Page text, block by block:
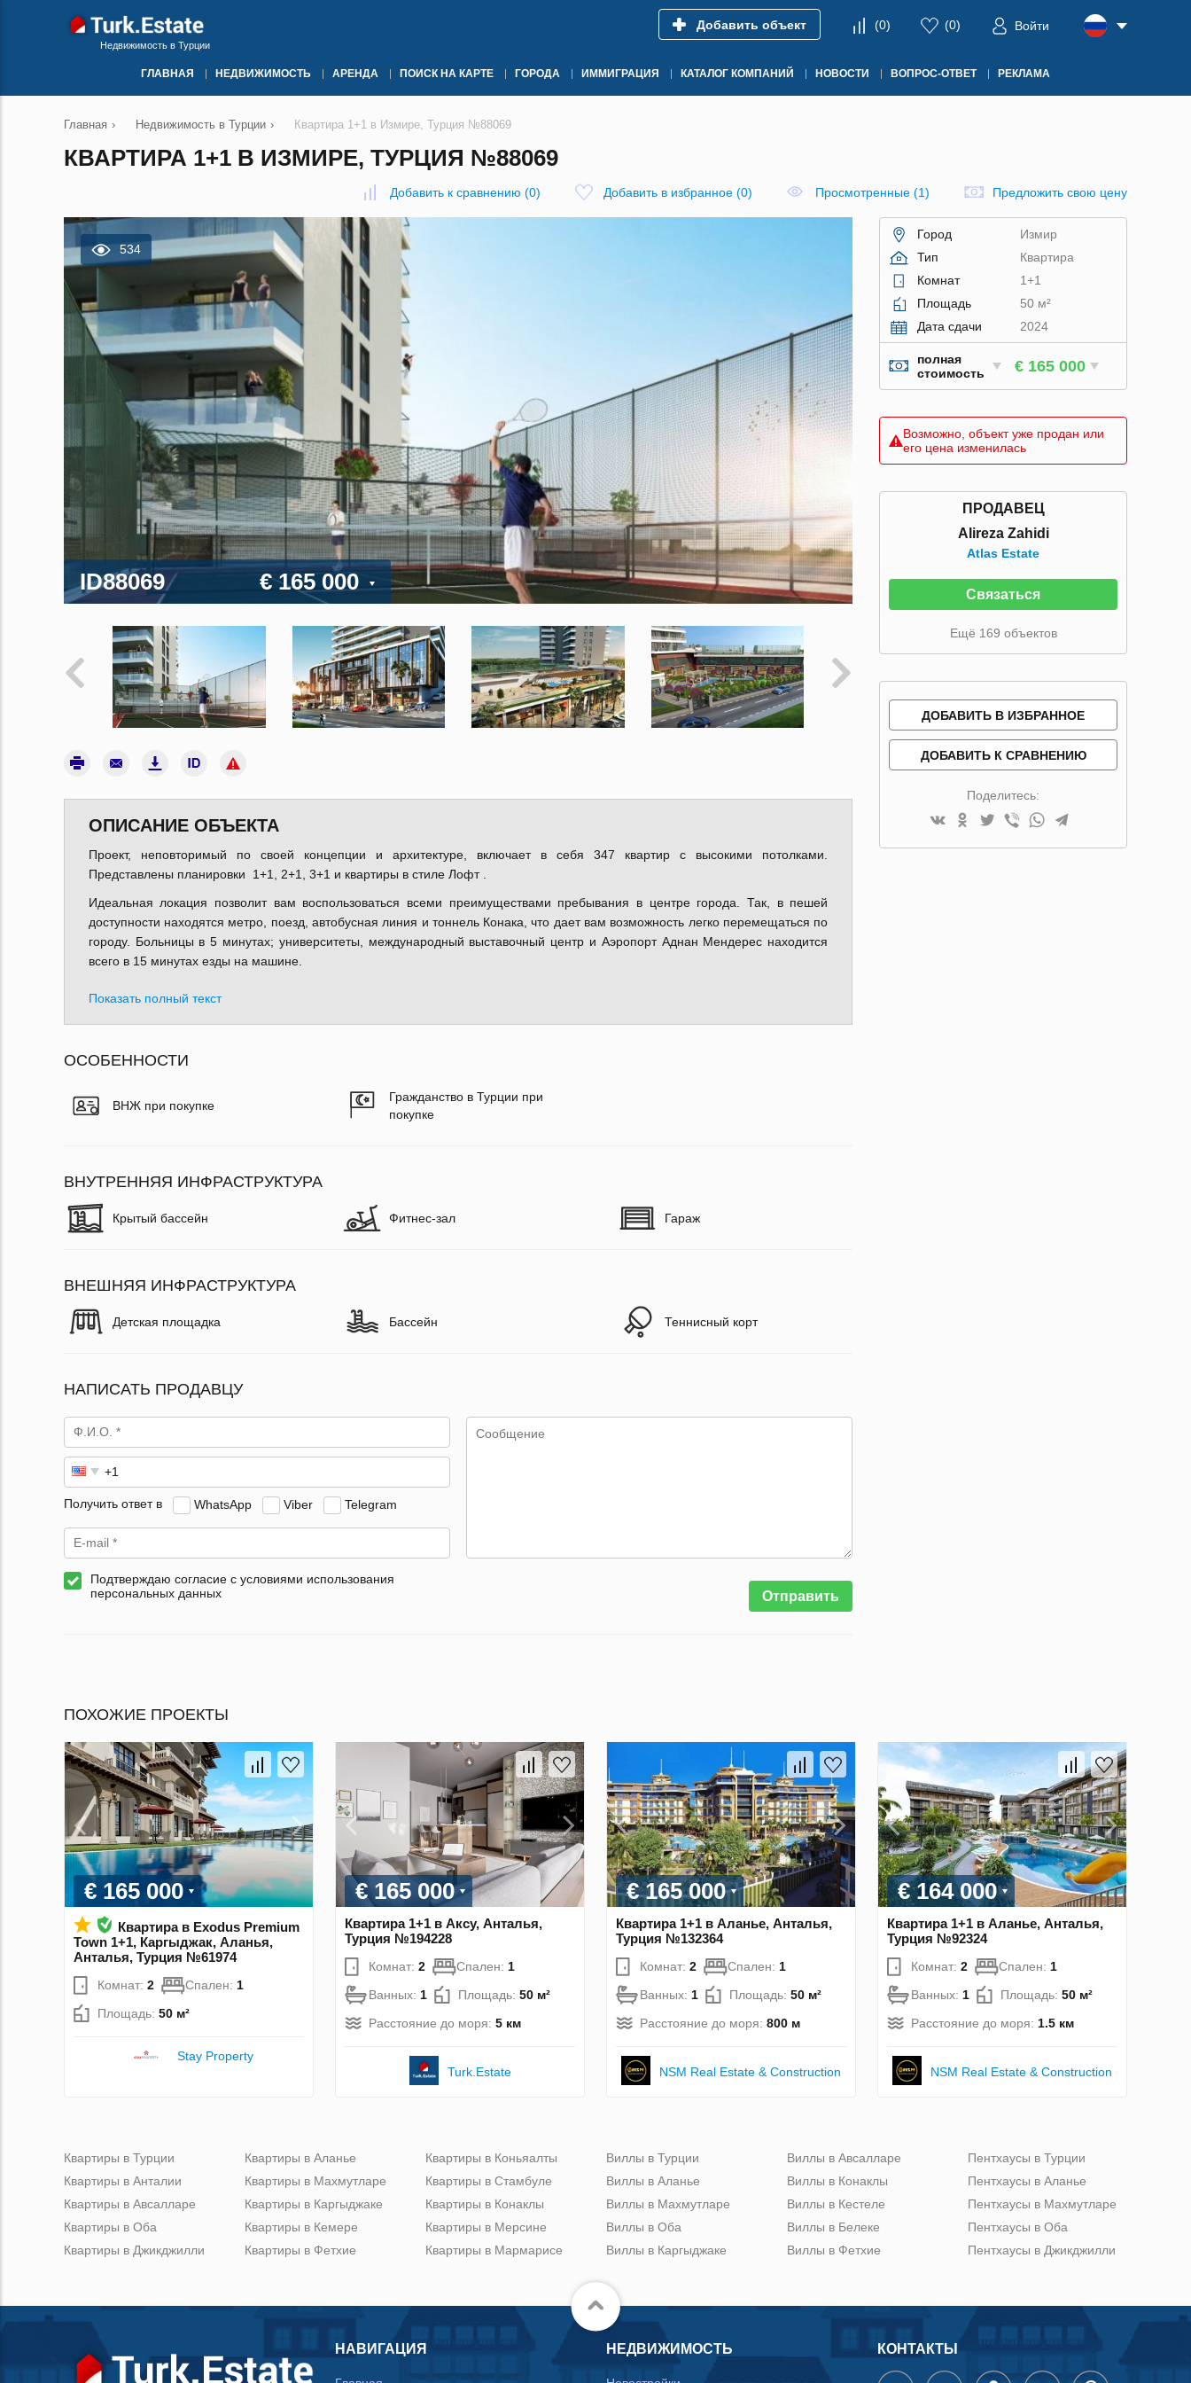
Недвижимость в Турции
Добавить объект (0) (0) Войти
ГЛАВНАЯ НЕДВИЖИМОСТЬ АРЕНДА ПОИСК НА КАРТЕ ГОРОДА ИММИГРАЦИЯ КАТАЛОГ КОМПАНИЙ НОВОСТИ ВОПРОС-ОТВЕТ РЕКЛАМА
Главная › Недвижимость в Турции › Квартира 1+1 в Измире, Турция №88069
КВАРТИРА 1+1 В ИЗМИРЕ, ТУРЦИЯ №88069
Добавить к сравнению (0) Добавить в избранное (0) Просмотренные (1) Предложить свою цену
534
ID88069 € 165 000
ОПИСАНИЕ ОБЪЕКТА
Проект, неповторимый по своей концепции и архитектуре, включает в себя 347 квартир с высокими потолками.
Представлены планировки 1+1, 2+1, 3+1 и квартиры в стиле Лофт .
Идеальная локация позволит вам воспользоваться всеми преимуществами пребывания в центре города. Так, в пешей
доступности находятся метро, поезд, автобусная линия и тоннель Конака, что дает вам возможность легко перемещаться по
городу. Больницы в 5 минутах; университеты, международный выставочный центр и Аэропорт Аднан Мендерес находится
всего в 15 минутах езды на машине.
Показать полный текст
ОСОБЕННОСТИ
ВНЖ при покупке
Гражданство в Турции при
покупке
ВНУТРЕННЯЯ ИНФРАСТРУКТУРА
Крытый бассейн Фитнес-зал Гараж
ВНЕШНЯЯ ИНФРАСТРУКТУРА
Детская площадка Бассейн Теннисный корт
НАПИСАТЬ ПРОДАВЦУ
Получить ответ в WhatsApp Viber Telegram
Подтверждаю согласие с условиями использования
персональных данных
Отправить
Город
Измир
Тип
Квартира
Комнат
1+1
Площадь
50 м²
Дата сдачи
2024
полная
стоимость
€ 165 000
Возможно, объект уже продан или
его цена изменилась
ПРОДАВЕЦ
Alireza Zahidi
Atlas Estate
Связаться
Ещё 169 объектов
ДОБАВИТЬ В ИЗБРАННОЕ
ДОБАВИТЬ К СРАВНЕНИЮ
Поделитесь:
ПОХОЖИЕ ПРОЕКТЫ
€ 165 000
Квартира в Exodus Premium
Town 1+1, Каргыджак, Аланья,
Анталья, Турция №61974
Комнат: 2 Спален: 1
Площадь: 50 м²
Stay Property
€ 165 000
Квартира 1+1 в Аксу, Анталья,
Турция №194228
Комнат: 2 Спален: 1
Ванных: 1 Площадь: 50 м²
Расстояние до моря: 5 км
Turk.Estate
€ 165 000
Квартира 1+1 в Аланье, Анталья,
Турция №132364
Комнат: 2 Спален: 1
Ванных: 1 Площадь: 50 м²
Расстояние до моря: 800 м
NSM Real Estate & Construction
€ 164 000
Квартира 1+1 в Аланье, Анталья,
Турция №92324
Комнат: 2 Спален: 1
Ванных: 1 Площадь: 50 м²
Расстояние до моря: 1.5 км
NSM Real Estate & Construction
Квартиры в Турции
Квартиры в Анталии
Квартиры в Авсалларе
Квартиры в Оба
Квартиры в Джикджилли
Квартиры в Аланье
Квартиры в Махмутларе
Квартиры в Каргыджаке
Квартиры в Кемере
Квартиры в Фетхие
Квартиры в Коньяалты
Квартиры в Стамбуле
Квартиры в Конаклы
Квартиры в Мерсине
Квартиры в Мармарисе
Виллы в Турции
Виллы в Аланье
Виллы в Махмутларе
Виллы в Оба
Виллы в Каргыджаке
Виллы в Авсалларе
Виллы в Конаклы
Виллы в Кестеле
Виллы в Белеке
Виллы в Фетхие
Пентхаусы в Турции
Пентхаусы в Аланье
Пентхаусы в Махмутларе
Пентхаусы в Оба
Пентхаусы в Джикджилли
НАВИГАЦИЯ НЕДВИЖИМОСТЬ КОНТАКТЫ